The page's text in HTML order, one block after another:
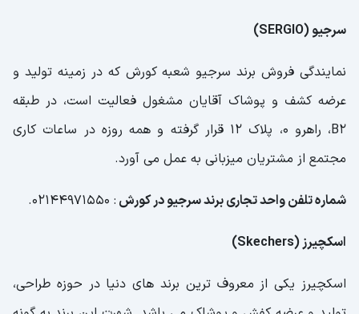
سرجیو (SERGIO)
نمایندگی فروش برند سرجیو شعبه کورش که در زمینه تولید و
عرضه کشف و پوشاک آقایان مشغول فعالیت است، در طبقه
B2، راهرو 0، پلاک 12 قرار گرفته و همه روزه در ساعات کاری
مجتمع از مشتریان میزبانی به عمل می آورد.
شماره تلفن واحد تجاری برند سرجیو در کورش : 02144971550.
اسکچیرز (Skechers)
اسکچیرز یکی از معروف ترین برند های دنیا در حوزه طراحی،